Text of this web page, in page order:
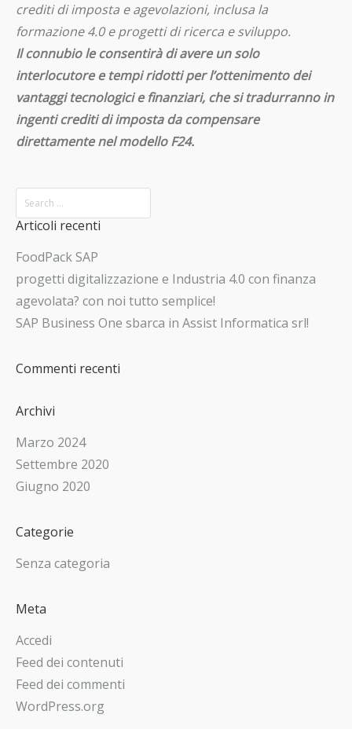
crediti di imposta e agevolazioni, inclusa la
formazione 4.0 e progetti di ricerca e sviluppo.
Il connubio le consentirà di avere un solo
interlocutore e tempi ridotti per l’ottenimento dei
vantaggi tecnologici e finanziari, che si tradurranno in
ingenti crediti di imposta da compensare
direttamente nel modello F24.
Articoli recenti
FoodPack SAP
progetti digitalizzazione e Industria 4.0 con finanza
agevolata? con noi tutto semplice!
SAP Business One sbarca in Assist Informatica srl!
Commenti recenti
Archivi
Marzo 2024
Settembre 2020
Giugno 2020
Categorie
Senza categoria
Meta
Accedi
Feed dei contenuti
Feed dei commenti
WordPress.org